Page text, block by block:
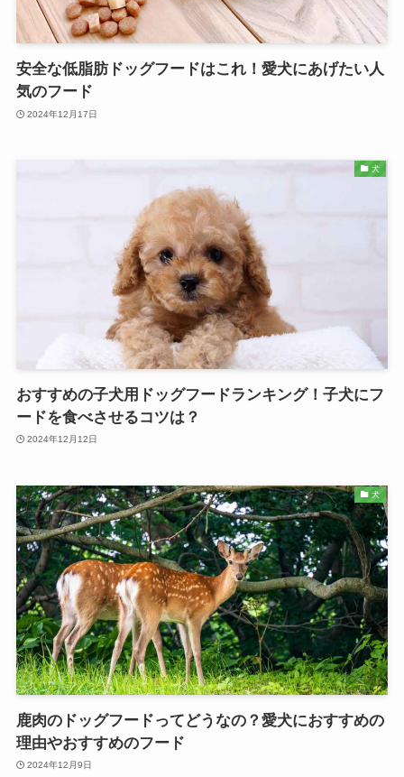
安全な低脂肪ドッグフードはこれ！愛犬にあげたい人
気のフード
2024年12月17日
犬
おすすめの子犬用ドッグフードランキング！子犬にフ
ードを食べさせるコツは？
2024年12月12日
犬
鹿肉のドッグフードってどうなの？愛犬におすすめの
理由やおすすめのフード
2024年12月9日